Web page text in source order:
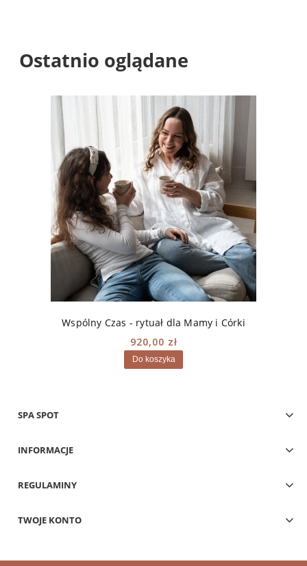
Ostatnio oglądane
Wspólny Czas - rytuał dla Mamy i Córki
920,00 zł
Do koszyka
SPA SPOT
INFORMACJE
REGULAMINY
TWOJE KONTO